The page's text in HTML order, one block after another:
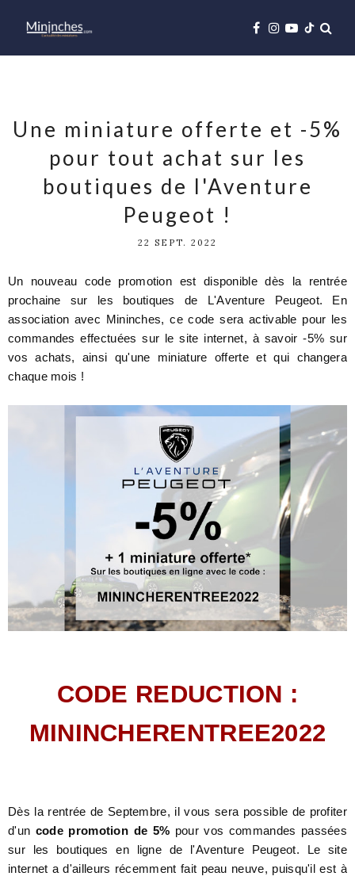
Une miniature offerte et -5%
pour tout achat sur les
boutiques de l'Aventure
Peugeot !
22 SEPT. 2022
Un nouveau code promotion est disponible dès la rentrée
prochaine sur les boutiques de L'Aventure Peugeot. En
association avec Mininches, ce code sera activable pour les
commandes effectuées sur le site internet, à savoir -5% sur
vos achats, ainsi qu'une miniature offerte et qui changera
chaque mois !
CODE REDUCTION :
MININCHERENTREE2022
Dès la rentrée de Septembre, il vous sera possible de profiter
d'un code promotion de 5% pour vos commandes passées
sur les boutiques en ligne de l'Aventure Peugeot. Le site
internet a d'ailleurs récemment fait peau neuve, puisqu'il est à